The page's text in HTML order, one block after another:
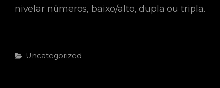
nivelar números, baixo/alto, dupla ou tripla.
Categories
Uncategorized